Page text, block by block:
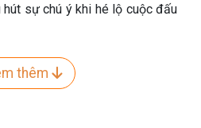
hút sự chú ý khi hé lộ cuộc đấu
thêm